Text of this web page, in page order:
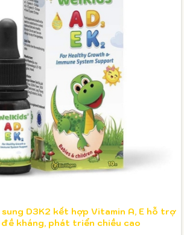
sung D3K2 kết hợp Vitamin A, E hỗ trợ
đề kháng, phát triển chiều cao